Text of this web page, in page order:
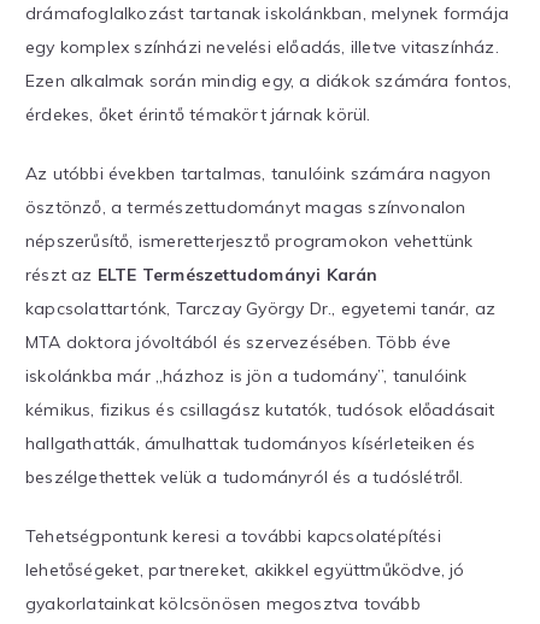
drámafoglalkozást tartanak iskolánkban, melynek formája
egy komplex színházi nevelési előadás, illetve vitaszínház.
Ezen alkalmak során mindig egy, a diákok számára fontos,
érdekes, őket érintő témakört járnak körül.
Az utóbbi években tartalmas, tanulóink számára nagyon
ösztönző, a természettudományt magas színvonalon
népszerűsítő, ismeretterjesztő programokon vehettünk
részt az ELTE Természettudományi Karán
kapcsolattartónk, Tarczay György Dr., egyetemi tanár, az
MTA doktora jóvoltából és szervezésében. Több éve
iskolánkba már „házhoz is jön a tudomány”, tanulóink
kémikus, fizikus és csillagász kutatók, tudósok előadásait
hallgathatták, ámulhattak tudományos kísérleteiken és
beszélgethettek velük a tudományról és a tudóslétről.
Tehetségpontunk keresi a további kapcsolatépítési
lehetőségeket, partnereket, akikkel együttműködve, jó
gyakorlatainkat kölcsönösen megosztva tovább